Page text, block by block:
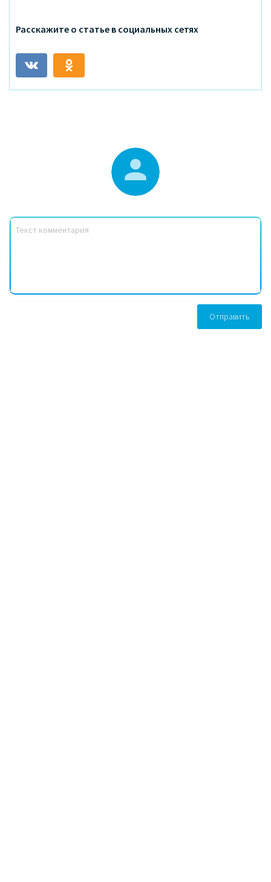
Расскажите о статье в социальных сетях
Отправить